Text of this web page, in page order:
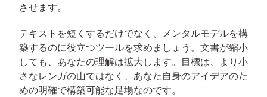
させます。
テキストを短くするだけでなく、メンタルモデルを構
築するのに役立つツールを求めましょう。文書が縮小
しても、あなたの理解は拡大します。目標は、より小
さなレンガの山ではなく、あなた自身のアイデアのた
めの明確で構築可能な足場なのです。